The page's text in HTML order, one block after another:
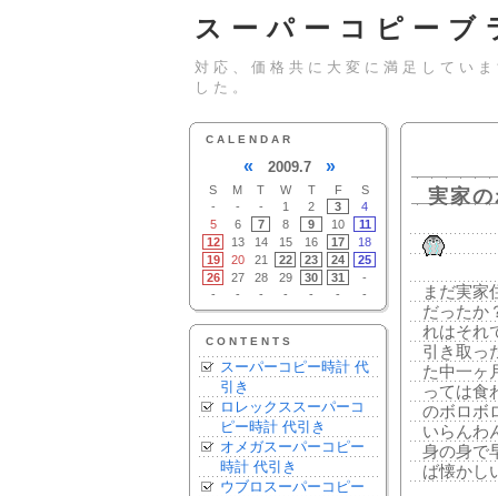
スーパーコピー
対応、価格共に大変に満足してい
した。
実家
まだ実家
だったか
れはそれ
引き取っ
た中一ヶ
っては食
のボロボ
いらんわ
身の身で
ば懐かし
CALENDAR
« 2009.7 »
S M T W T F
S
-
- - 1 2 3
4
5
6 7 8 9 10
11
12
13 14 15 16 17
18
19
20 21 22 23 24
25
26
27 28 29 30 31
-
-
- - - - - -
CONTENTS
スーパーコピー時計 代
引き
ロレックススーパーコ
ピー時計 代引き
オメガスーパーコピー
時計 代引き
ウブロスーパーコピー